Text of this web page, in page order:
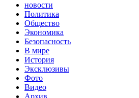
новости
Политика
Общество
Экономика
Безопасность
В мире
История
Эксклюзивы
Фото
Видео
Архив